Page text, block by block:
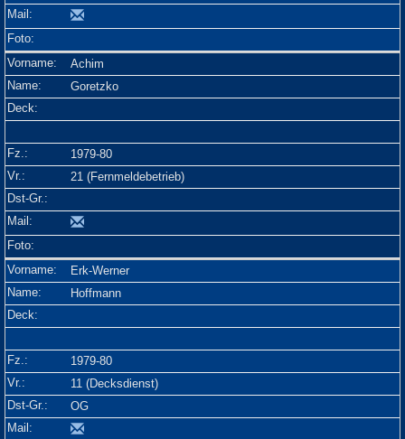
Achim
Goretzko
1979-80
21 (Fernmeldebetrieb)
Erk-Werner
Hoffmann
1979-80
11 (Decksdienst)
OG